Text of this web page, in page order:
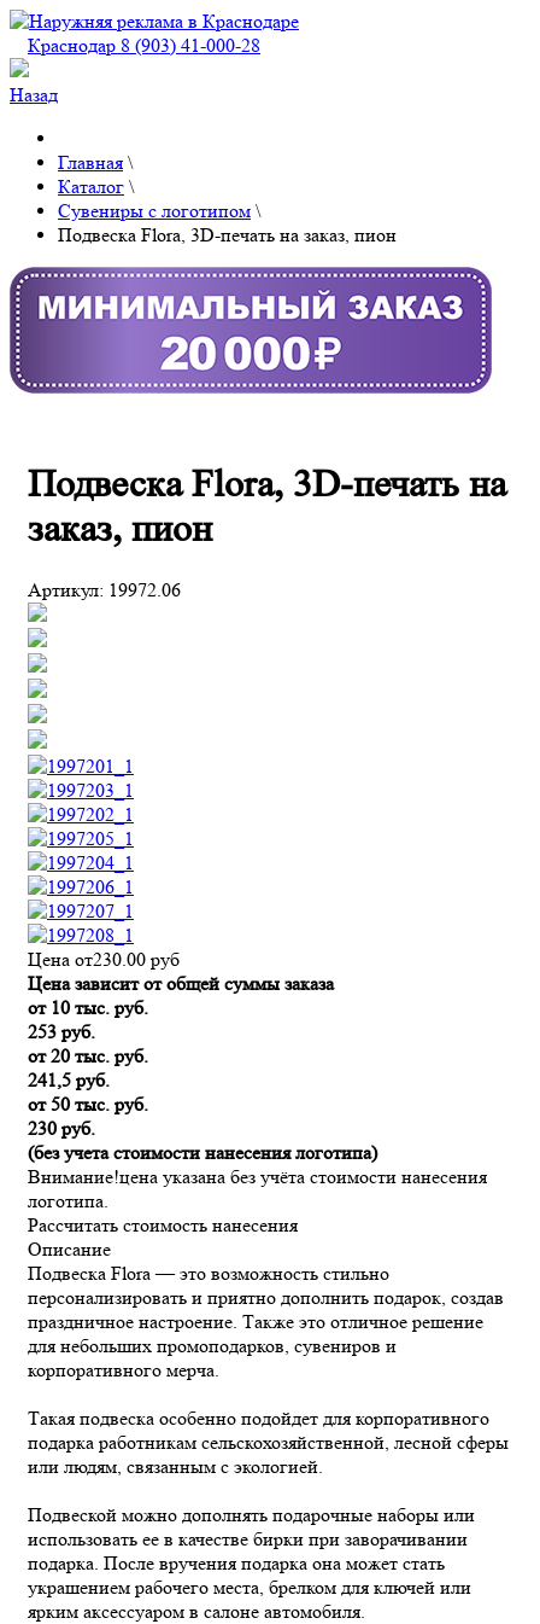
Краснодар 8 (903) 41-000-28
Назад
Главная \
Каталог \
Сувениры с логотипом \
Подвеска Flora, 3D-печать на заказ, пион
Подвеска Flora, 3D-печать на
заказ, пион
Артикул: 19972.06
Цена от230.00 руб
Цена зависит от общей суммы заказа
от 10 тыс. руб.
253 руб.
от 20 тыс. руб.
241,5 руб.
от 50 тыс. руб.
230 руб.
(без учета стоимости нанесения логотипа)
Внимание!цена указана без учёта стоимости нанесения
логотипа.
Рассчитать стоимость нанесения
Описание
Подвеска Flora — это возможность стильно
персонализировать и приятно дополнить подарок, создав
праздничное настроение. Также это отличное решение
для небольших промоподарков, сувениров и
корпоративного мерча.
Такая подвеска особенно подойдет для корпоративного
подарка работникам сельскохозяйственной, лесной сферы
или людям, связанным с экологией.
Подвеской можно дополнять подарочные наборы или
использовать ее в качестве бирки при заворачивании
подарка. После вручения подарка она может стать
украшением рабочего места, брелком для ключей или
ярким аксессуаром в салоне автомобиля.